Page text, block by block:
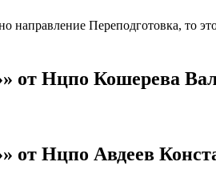
направление Переподготовка, то
от Нцпо Кошерева
от Нцпо Авдеев